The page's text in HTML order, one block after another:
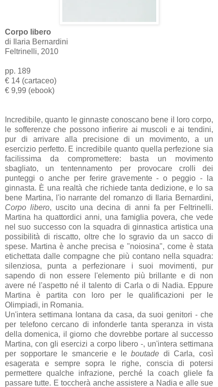
Corpo libero
di Ilaria Bernardini
Feltrinelli, 2010
pp. 189
€ 14 (cartaceo)
€ 9,99 (ebook)
Incredibile, quanto le ginnaste conoscano bene il loro corpo,
le sofferenze che possono infierire ai muscoli e ai tendini,
pur di arrivare alla precisione di un movimento, a un
esercizio perfetto. E incredibile quanto quella perfezione sia
facilissima da compromettere: basta un movimento
sbagliato, un tentennamento per provocare crolli dei
punteggi o anche per ferire gravemente - o peggio - la
ginnasta. È una realtà che richiede tanta dedizione, e lo sa
bene Martina, l'io narrante del romanzo di Ilaria Bernardini,
Corpo libero, uscito una decina di anni fa per Feltrinelli.
Martina ha quattordici anni, una famiglia povera, che vede
nel suo successo con la squadra di ginnastica artistica una
possibilità di riscatto, oltre che lo sgravio da un sacco di
spese. Martina è anche precisa e "noiosina", come è stata
etichettata dalle compagne che più contano nella squadra:
silenziosa, punta a perfezionare i suoi movimenti, pur
sapendo di non essere l'elemento più brillante e di non
avere né l'aspetto né il talento di Carla o di Nadia. Eppure
Martina è partita con loro per le qualificazioni per le
Olimpiadi, in Romania.
Un'intera settimana lontana da casa, da suoi genitori - che
per telefono cercano di infonderle tanta speranza in vista
della domenica, il giorno che dovrebbe portare al successo
Martina, con gli esercizi a corpo libero -, un'intera settimana
per sopportare le smancerie e leboutade di Carla, così
esagerata e sempre sopra le righe, conscia di potersi
permettere qualche infrazione, perché la coach gliele fa
passare tutte. E toccherà anche assistere a Nadia e alle sue